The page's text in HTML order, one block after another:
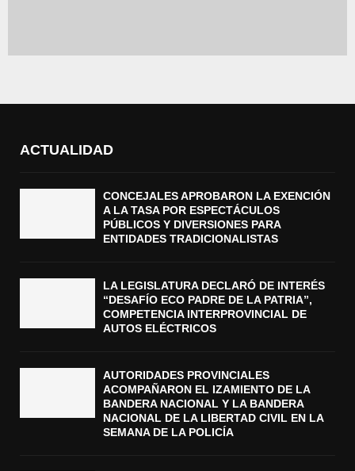
ACTUALIDAD
CONCEJALES APROBARON LA EXENCIÓN
A LA TASA POR ESPECTÁCULOS
PÚBLICOS Y DIVERSIONES PARA
ENTIDADES TRADICIONALISTAS
LA LEGISLATURA DECLARÓ DE INTERÉS
“DESAFÍO ECO PADRE DE LA PATRIA”,
COMPETENCIA INTERPROVINCIAL DE
AUTOS ELÉCTRICOS
AUTORIDADES PROVINCIALES
ACOMPAÑARON EL IZAMIENTO DE LA
BANDERA NACIONAL Y LA BANDERA
NACIONAL DE LA LIBERTAD CIVIL EN LA
SEMANA DE LA POLICÍA